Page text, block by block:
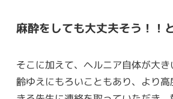
麻酔をしても大丈夫そう！！
そこに加えて、ヘルニア自体が大
齢ゆえにもろいこともあり、より